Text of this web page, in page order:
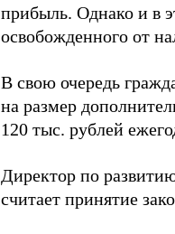
прибыль. Однако и в
освобожденного от
В свою очередь
на размер
120 тыс. рублей
Директор по
считает принятие